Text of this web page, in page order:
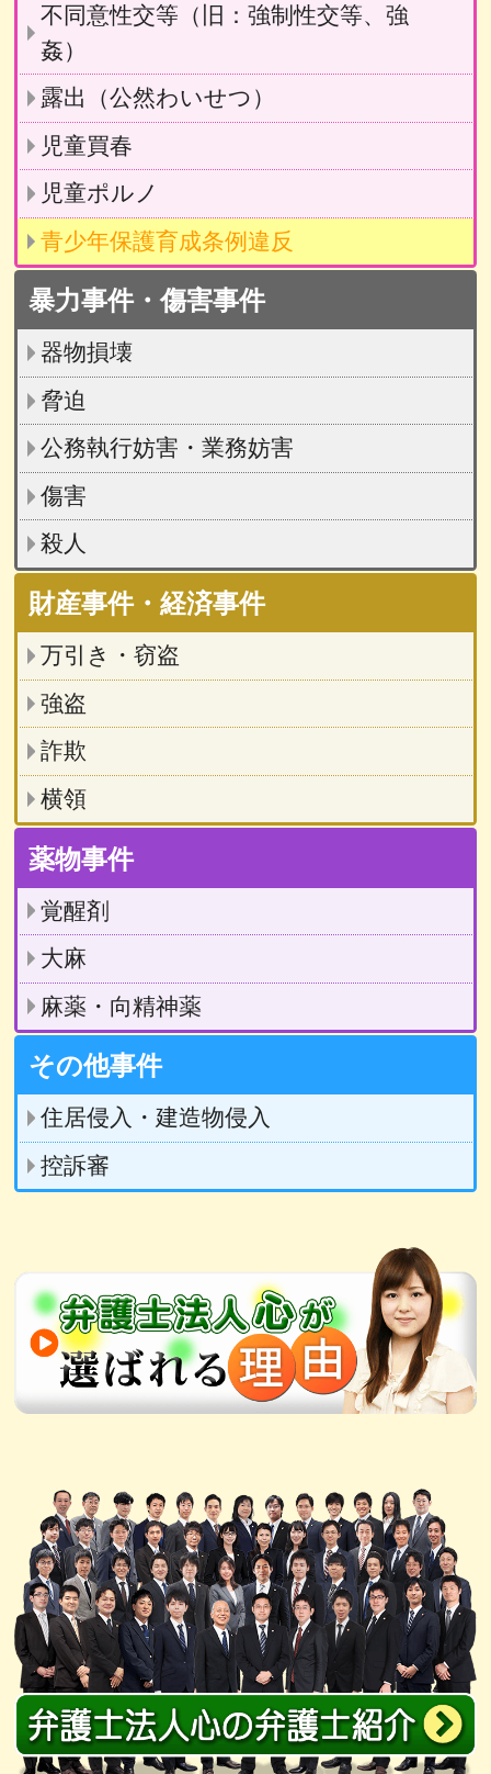
不同意性交等（旧：強制性交等、強
姦）
露出（公然わいせつ）
児童買春
児童ポルノ
青少年保護育成条例違反
暴力事件・傷害事件
器物損壊
脅迫
公務執行妨害・業務妨害
傷害
殺人
財産事件・経済事件
万引き・窃盗
強盗
詐欺
横領
薬物事件
覚醒剤
大麻
麻薬・向精神薬
その他事件
住居侵入・建造物侵入
控訴審